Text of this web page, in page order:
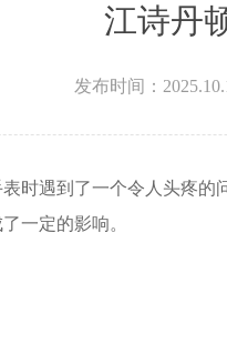
江诗丹
发布时间：
遇到了一个令人头疼的
一定的影响。